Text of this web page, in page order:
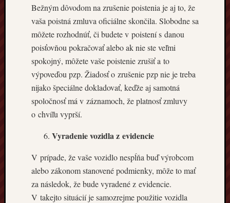
Bežným dôvodom na zrušenie poistenia je aj to, že
vaša poistná zmluva oficiálne skončila. Slobodne sa
môžete rozhodnúť, či budete v poistení s danou
poisťovňou pokračovať alebo ak nie ste veľmi
spokojný, môžete vaše poistenie zrušiť a to
výpoveďou pzp. Žiadosť o zrušenie pzp nie je treba
nijako špeciálne dokladovať, keďže aj samotná
spoločnosť má v záznamoch, že platnosť zmluvy
o chvíľu vyprší.
Vyradenie vozidla z evidencie
V prípade, že vaše vozidlo nespĺňa buď výrobcom
alebo zákonom stanovené podmienky, môže to mať
za následok, že bude vyradené z evidencie.
V takejto situácií je samozrejme použitie vozidla